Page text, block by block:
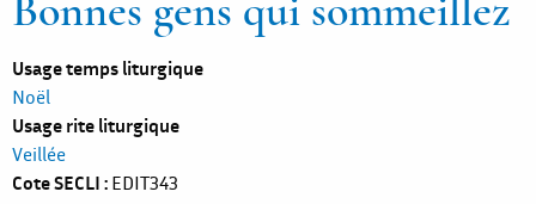
Bonnes gens qui sommeillez
Usage temps liturgique
Noël
Usage rite liturgique
Veillée
Cote SECLI EDIT343